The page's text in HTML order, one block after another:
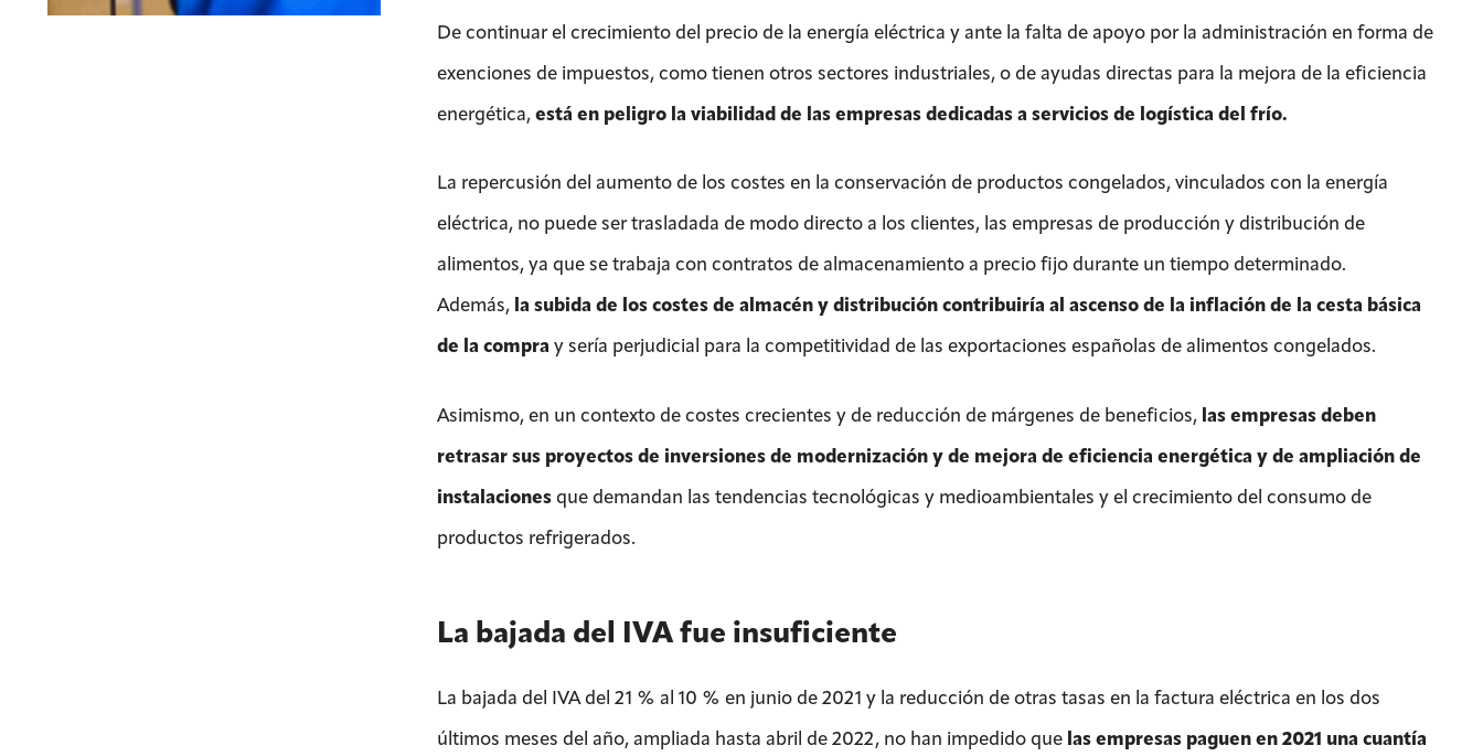
De continuar el crecimiento del precio de la energía eléctrica y ante la falta de apoyo por la administración en forma de
exenciones de impuestos, como tienen otros sectores industriales, o de ayudas directas para la mejora de la eficiencia
energética, está en peligro la viabilidad de las empresas dedicadas a servicios de logística del frío.
La repercusión del aumento de los costes en la conservación de productos congelados, vinculados con la energía
eléctrica, no puede ser trasladada de modo directo a los clientes, las empresas de producción y distribución de
alimentos, ya que se trabaja con contratos de almacenamiento a precio fijo durante un tiempo determinado.
Además, la subida de los costes de almacén y distribución contribuiría al ascenso de la inflación de la cesta básica
de la compra y sería perjudicial para la competitividad de las exportaciones españolas de alimentos congelados.
Asimismo, en un contexto de costes crecientes y de reducción de márgenes de beneficios, las empresas deben
retrasar sus proyectos de inversiones de modernización y de mejora de eficiencia energética y de ampliación de
instalacionesque demandan las tendencias tecnológicas y medioambientales y el crecimiento del consumo de
productos refrigerados.
La bajada del IVA fue insuficiente
La bajada del IVA del 21 % al 10 % en junio de 2021 y la reducción de otras tasas en la factura eléctrica en los dos
últimos meses del año, ampliada hasta abril de 2022, no han impedido que las empresas paguen en 2021 una cuantía